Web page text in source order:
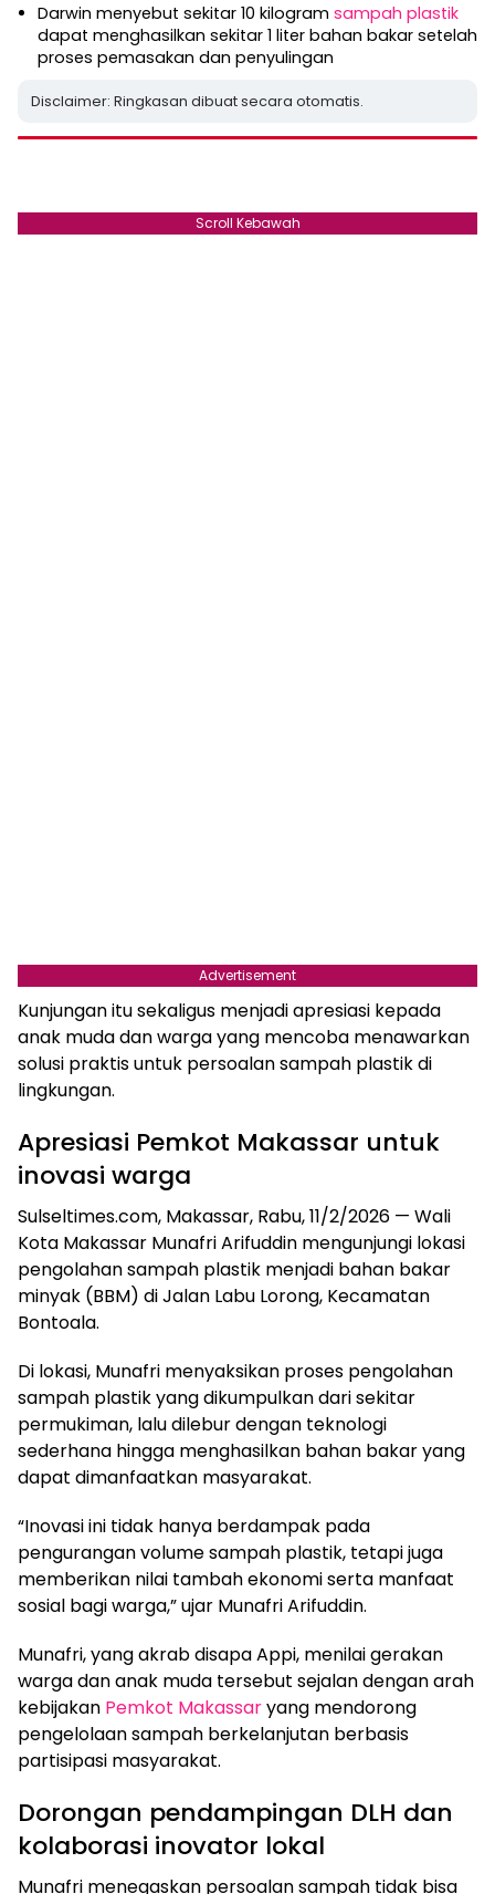
Darwin menyebut sekitar 10 kilogram sampah plastik
dapat menghasilkan sekitar 1 liter bahan bakar setelah
proses pemasakan dan penyulingan
Disclaimer: Ringkasan dibuat secara otomatis.
Scroll Kebawah
Advertisement
Kunjungan itu sekaligus menjadi apresiasi kepada
anak muda dan warga yang mencoba menawarkan
solusi praktis untuk persoalan sampah plastik di
lingkungan.
Apresiasi Pemkot Makassar untuk
inovasi warga
Sulseltimes.com, Makassar, Rabu, 11/2/2026 — Wali
Kota Makassar Munafri Arifuddin mengunjungi lokasi
pengolahan sampah plastik menjadi bahan bakar
minyak (BBM) di Jalan Labu Lorong, Kecamatan
Bontoala.
Di lokasi, Munafri menyaksikan proses pengolahan
sampah plastik yang dikumpulkan dari sekitar
permukiman, lalu dilebur dengan teknologi
sederhana hingga menghasilkan bahan bakar yang
dapat dimanfaatkan masyarakat.
“Inovasi ini tidak hanya berdampak pada
pengurangan volume sampah plastik, tetapi juga
memberikan nilai tambah ekonomi serta manfaat
sosial bagi warga,” ujar Munafri Arifuddin.
Munafri, yang akrab disapa Appi, menilai gerakan
warga dan anak muda tersebut sejalan dengan arah
kebijakan Pemkot Makassaryang mendorong
pengelolaan sampah berkelanjutan berbasis
partisipasi masyarakat.
Dorongan pendampingan DLH dan
kolaborasi inovator lokal
Munafri menegaskan persoalan sampah tidak bisa